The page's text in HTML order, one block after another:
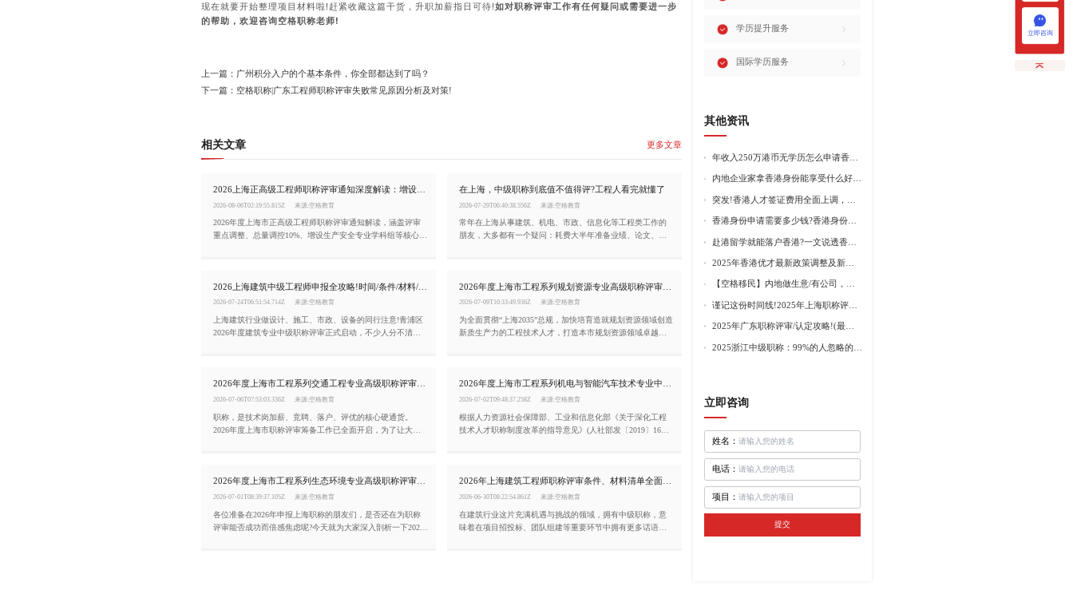
立即咨询
现在就要开始整理项目材料啦!赶紧收藏这篇干货，升职加薪指日可待!如对职称评审工作有任何疑问或需要进一步
的帮助，欢迎咨询空格职称老师!
上一篇：广州积分入户的个基本条件，你全部都达到了吗？
下一篇：空格职称|广东工程师职称评审失败常见原因分析及对策!
相关文章 更多文章
2026上海正高级工程师职称评审通知深度解读：增设生产安全专业、总量调控10%
2026-08-06T02:19:55.815Z 来源:空格教育
2026年度上海市正高级工程师职称评审通知解读，涵盖评审
重点调整、总量调控10%、增设生产安全专业学科组等核心变
在上海，中级职称到底值不值得评?工程人看完就懂了
2026-07-29T06:40:38.556Z 来源:空格教育
常年在上海从事建筑、机电、市政、信息化等工程类工作的
朋友，大多都有一个疑问：耗费大半年准备业绩、论文、学
意点，沪漂工程人建议收藏!
2026上海建筑中级工程师申报全攻略!时间/条件/材料/流程一次讲透
2026-07-24T06:51:54.714Z 来源:空格教育
上海建筑行业做设计、施工、市政、设备的同行注意!青浦区
2026年度建筑专业中级职称评审正式启动，不少人分不清申
2026年度上海市工程系列规划资源专业高级职称评审条件
2026-07-09T10:33:49.936Z 来源:空格教育
为全面贯彻“上海2035”总规，加快培育造就规划资源领域创造
新质生产力的工程技术人才，打造本市规划资源领域卓越工
意，现将2026年上海市工程系列规划资源专业高级职称评审
工作通知如下：
2026年度上海市工程系列交通工程专业高级职称评审条件!
2026-07-06T07:53:03.336Z 来源:空格教育
职称，是技术岗加薪、竞聘、落户、评优的核心硬通货。
2026年度上海市职称评审筹备工作已全面开启，为了让大家
2026-07-02T09:48:37.258Z 来源:空格教育
根据人力资源社会保障部、工业和信息化部《关于深化工程
技术人才职称制度改革的指导意见》(人社部发〔2019〕16
神，现就2026年度上海市工程系列机电与智能汽车技术专业
中级职称评审工作(嘉定区)有关事项通知如下：
2026年度上海市工程系列生态环境专业高级职称评审条件!
2026-07-01T08:39:37.105Z 来源:空格教育
各位准备在2026年申报上海职称的朋友们，是否还在为职称
评审能否成功而倍感焦虑呢?今天就为大家深入剖析一下2026
2026年上海建筑工程师职称评审条件、材料清单全面解读!(崇明区)
2026-06-30T08:22:54.861Z 来源:空格教育
在建筑行业这片充满机遇与挑战的领域，拥有中级职称，意
味着在项目招投标、团队组建等重要环节中拥有更多话语
学历提升服务
国际学历服务
其他资讯
内地企业家拿香港身份能享受什么好处?哪种申请途径更适合企业家?
【空格移民】内地做生意/有公司，学历不高怎么办理香港身份?
立即咨询
姓名：
电话：
项目：
提交